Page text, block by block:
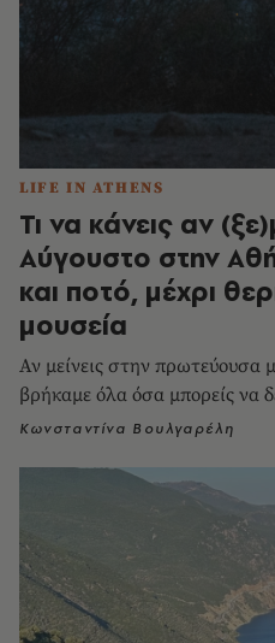
LIFE IN ATHENS
Τι να κάνεις αν
Αύγουστο στην
και ποτό, μέχρι
μουσεία
Αν μείνεις στην πρωτεύουσα
βρήκαμε όλα όσα μπορείς να
Κωνσταντίνα Βουλγαρέλη